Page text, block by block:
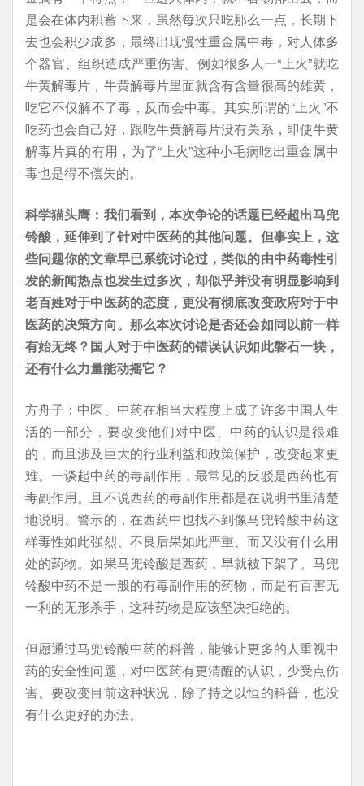
是会在体内积蓄下来，虽然每次只吃那么一点，长期下
去也会积少成多，最终出现慢性重金属中毒，对人体多
个器官、组织造成严重伤害。例如很多人一“上火”就吃
牛黄解毒片，牛黄解毒片里面就含有含量很高的雄黄，
吃它不仅解不了毒，反而会中毒。其实所谓的“上火”不
吃药也会自己好，跟吃牛黄解毒片没有关系，即使牛黄
解毒片真的有用，为了“上火”这种小毛病吃出重金属中
毒也是得不偿失的。
科学猫头鹰：我们看到，本次争论的话题已经超出马兜
铃酸，延伸到了针对中医药的其他问题。但事实上，这
些问题你的文章早已系统讨论过，类似的由中药毒性引
发的新闻热点也发生过多次，却似乎并没有明显影响到
老百姓对于中医药的态度，更没有彻底改变政府对于中
医药的决策方向。那么本次讨论是否还会如同以前一样
有始无终？国人对于中医药的错误认识如此磐石一块，
还有什么力量能动摇它？
方舟子：中医、中药在相当大程度上成了许多中国人生
活的一部分，要改变他们对中医、中药的认识是很难
的，而且涉及巨大的行业利益和政策保护，改变起来更
难。一谈起中药的毒副作用，最常见的反驳是西药也有
毒副作用。且不说西药的毒副作用都是在说明书里清楚
地说明、警示的，在西药中也找不到像马兜铃酸中药这
样毒性如此强烈、不良后果如此严重、而又没有什么用
处的药物。如果马兜铃酸是西药，早就被下架了。马兜
铃酸中药不是一般的有毒副作用的药物，而是有百害无
一利的无形杀手，这种药物是应该坚决拒绝的。
但愿通过马兜铃酸中药的科普，能够让更多的人重视中
药的安全性问题，对中医药有更清醒的认识，少受点伤
害。要改变目前这种状况，除了持之以恒的科普，也没
有什么更好的办法。